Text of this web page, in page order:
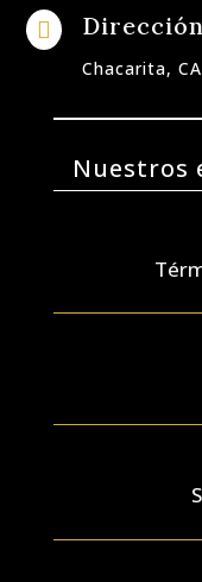
 Dirección
Chacarita,
Nuestros